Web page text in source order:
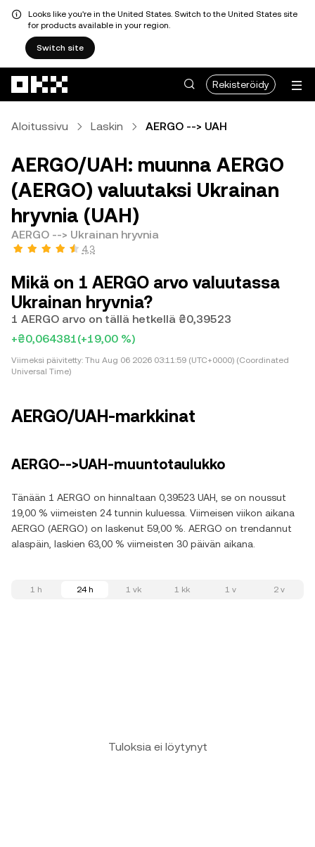
Looks like you're in the United States. Switch to the United States site
for products available in your region.
Switch site
Rekisteröidy
Aloitussivu Laskin AERGO --> UAH
AERGO/UAH: muunna AERGO
(AERGO) valuutaksi Ukrainan
hryvnia (UAH)
AERGO --> Ukrainan hryvnia
4,3
Mikä on 1 AERGO arvo valuutassa
Ukrainan hryvnia?
1 AERGO arvo on tällä hetkellä ₴0,39523
+₴0,064381(+19,00 %)
Viimeksi päivitetty: Thu Aug 06 2026 03:11:59 (UTC+0000) (Coordinated
Universal Time)
AERGO/UAH-markkinat
AERGO-->UAH-muuntotaulukko
Tänään 1 AERGO on hinnaltaan 0,39523 UAH, se on noussut
19,00 % viimeisten 24 tunnin kuluessa. Viimeisen viikon aikana
AERGO (AERGO) on laskenut 59,00 %. AERGO on trendannut
alaspäin, laskien 63,00 % viimeisten 30 päivän aikana.
1 h 24 h 1 vk 1 kk 1 v 2 v
Tuloksia ei löytynyt